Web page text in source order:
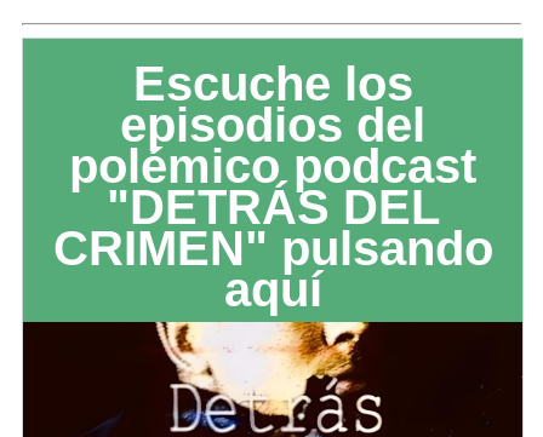
Escuche los
episodios del
polémico podcast
"DETRÁS DEL
CRIMEN" pulsando
aquí